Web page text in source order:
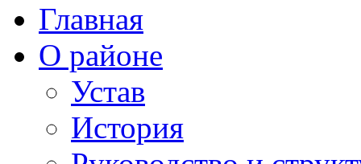
Главная
О районе
Устав
История